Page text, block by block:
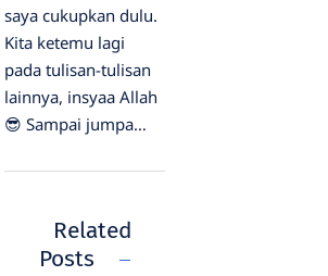
saya cukupkan dulu.
Kita ketemu lagi
pada tulisan-tulisan
lainnya, insyaa Allah
😎 Sampai jumpa…
Related
Posts